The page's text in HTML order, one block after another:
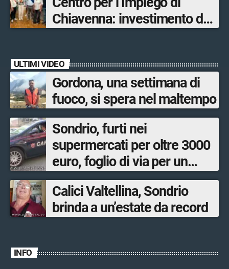
ultimato entro il 2026»
Chiavenna: investimento da
ULTIMI VIDEO
Gordona, una settimana di
fuoco, si spera nel maltempo
Sondrio, furti nei
supermercati per oltre 3000
euro, foglio di via per un
ventinovenne
Calici Valtellina, Sondrio
brinda a un’estate da record
INFO